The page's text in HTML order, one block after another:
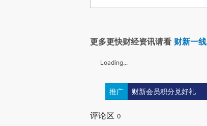
更多更快财经资讯请看 财新一线
Loading...
推广 财新会员积分兑好礼
评论区 0